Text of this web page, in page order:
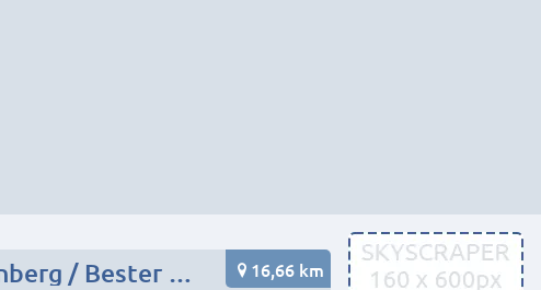
Exclusive Monteurwohnung direkt in Fürth / Nürnberg / Bester Preis! 16,66 km